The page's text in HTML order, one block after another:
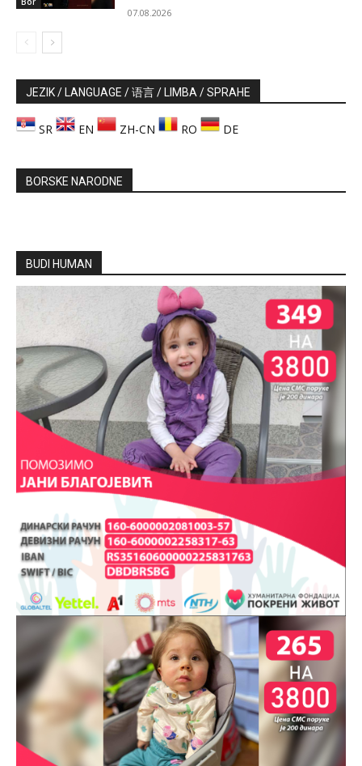
07.08.2026
JEZIK / LANGUAGE / 语言 / LIMBA / SPRAHE
SR EN ZH-CN RO DE
BORSKE NARODNE
BUDI HUMAN